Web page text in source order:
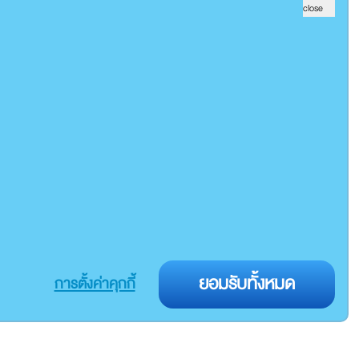
การตั้งค่าคุกกี้ ยอมรับทั้งหมด